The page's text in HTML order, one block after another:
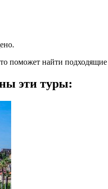
поможет найти
эти туры: